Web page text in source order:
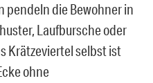
pendeln die Bewohner in
Laufbursche oder
Krätzeviertel selbst ist
ohne